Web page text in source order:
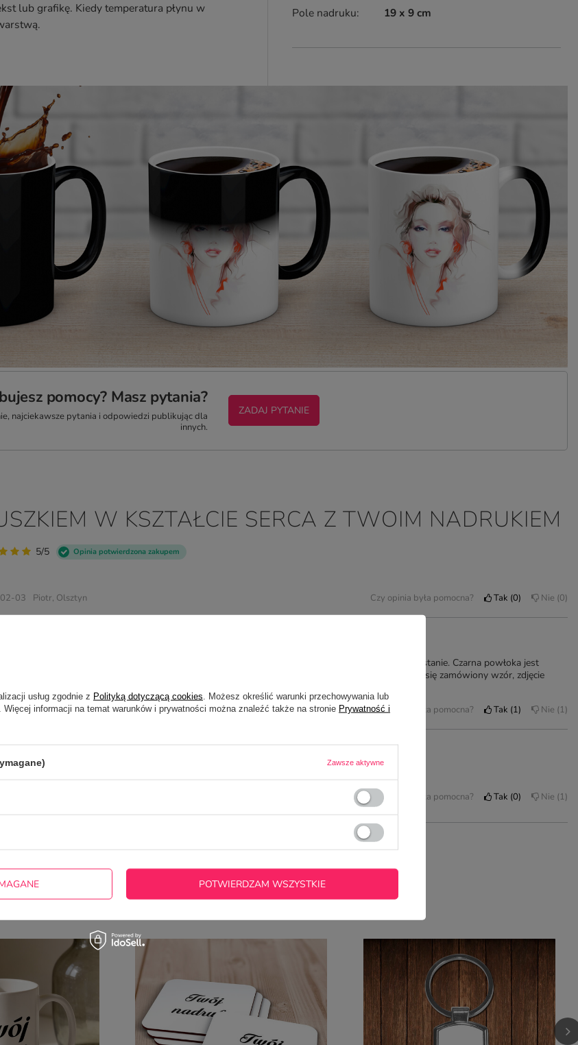
lub grafikę. Kiedy temperatura płynu w
Pole nadruku
19 x 9 cm
pomocy? Masz pytania?
najciekawsze pytania i odpowiedzi publikując dla
innych.
ZADAJ PYTANIE
W KSZTAŁCIE SERCA Z TWOIM NADRUKIEM
5/5 Opinia potwierdzona zakupem
03 Piotr, Olsztyn Czy opinia była pomocna? Tak 0 Nie 0
realizacja, bardzo dobry kontakt, bardzo szybki czas realizacji zamówienia, kubek dotarł w idealnym stanie. Czarna powłoka jest
solidnie wykonana, obraz i napis nie prześwitywały, po wypełnieniu gorącą wodą w 100% pojawił się zamówiony wzór, zdjęcie
10 Maria, Rzeszów Czy opinia była pomocna? Tak 1 Nie 1
26 Czy opinia była pomocna? Tak 0 Nie 1
2023-09-07 Joanna, Żarnow Czy opinia była pomocna?
KUPOWANE Z TYM TOWAREM
usług zgodnie z Polityką dotyczącą cookies . Możesz określić warunki przechowywania lub
informacji na temat warunków i prywatności można znaleźć także na stronie Prywatność i
Zawsze aktywne
POTWIERDZAM WSZYSTKIE